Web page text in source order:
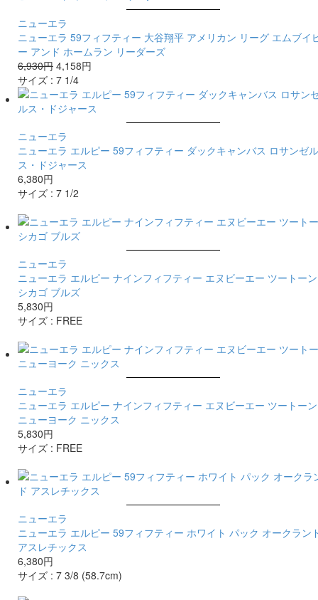
ニューエラ
ニューエラ 59フィフティー 大谷翔平 アメリカン リーグ エムブイ
ー アンド ホームラン リーダーズ
6,930円 4,158円
サイズ : 7 1/4
ニューエラ
ニューエラ エルピー 59フィフティー ダックキャンバス ロサンゼル
ス・ドジャース
6,380円
サイズ : 7 1/2
ニューエラ
ニューエラ エルピー ナインフィフティー エヌビーエー ツートーン
シカゴ ブルズ
5,830円
サイズ : FREE
ニューエラ
ニューエラ エルピー ナインフィフティー エヌビーエー ツートーン
ニューヨーク ニックス
5,830円
サイズ : FREE
ニューエラ
ニューエラ エルピー 59フィフティー ホワイト パック オークラン
アスレチックス
6,380円
サイズ : 7 3/8 (58.7cm)